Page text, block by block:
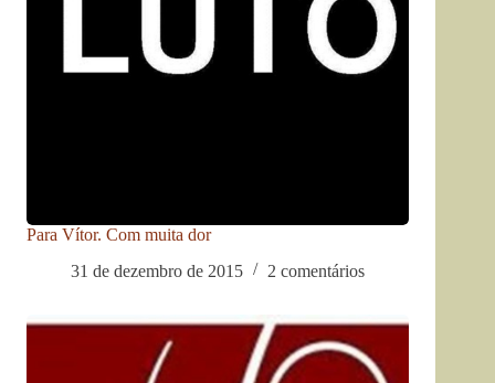
Para Vítor. Com muita dor
31 de dezembro de 2015
2 comentários